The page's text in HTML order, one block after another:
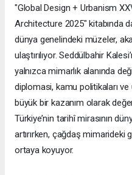
"Global Design + Urbanism
Architecture 2025" kitabında
dünya genelindeki müzeler,
ulaştırılıyor. Seddülbahir
yalnızca mimarlık alanında
diplomasi, kamu politikaları ve
büyük bir kazanım olarak
Türkiye’nin tarihî mirasının
artırırken, çağdaş
ortaya koyuyor.